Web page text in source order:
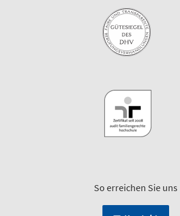
So erreichen Sie uns